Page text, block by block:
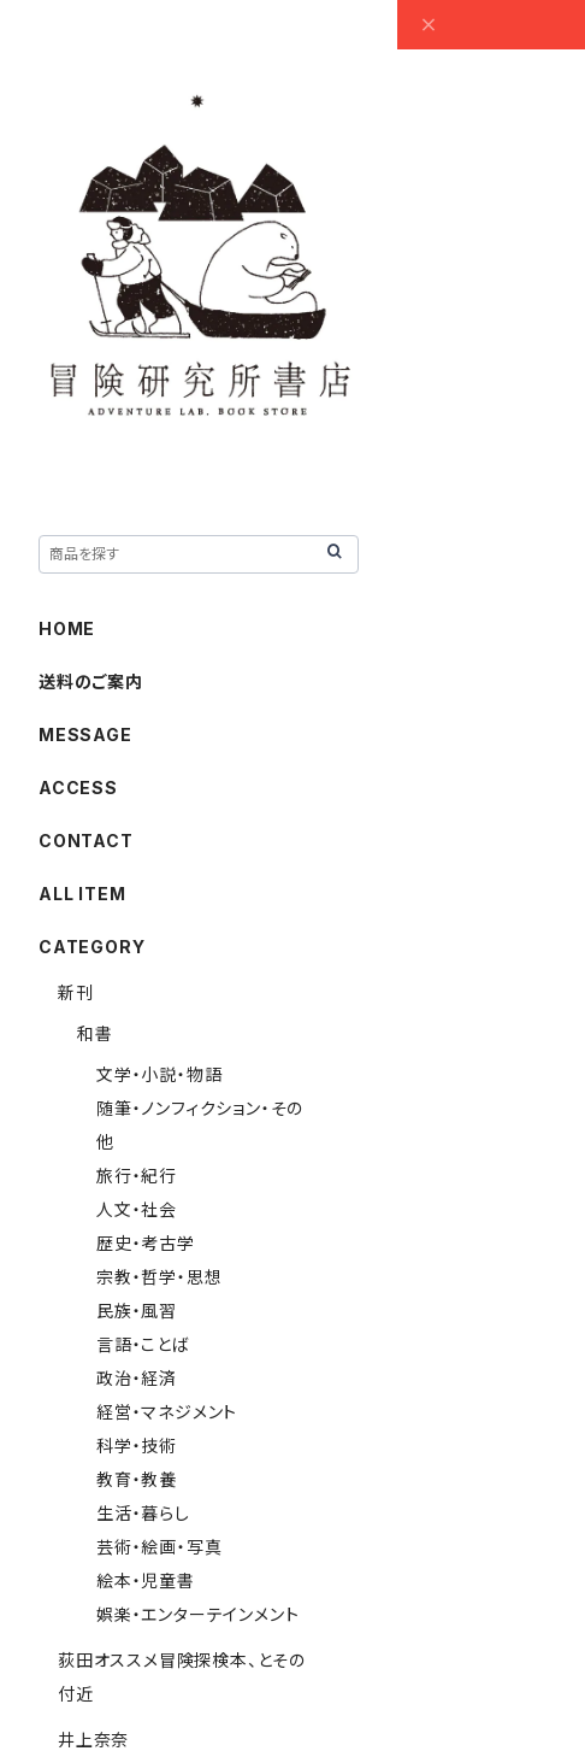
HOME
送料のご案内
MESSAGE
ACCESS
CONTACT
ALL ITEM
CATEGORY
新刊
和書
文学・小説・物語
随筆・ノンフィクション・その
他
旅行・紀行
人文・社会
歴史・考古学
宗教・哲学・思想
民族・風習
言語・ことば
政治・経済
経営・マネジメント
科学・技術
教育・教養
生活・暮らし
芸術・絵画・写真
絵本・児童書
娯楽・エンターテインメント
荻田オススメ冒険探検本、とその
付近
井上奈奈